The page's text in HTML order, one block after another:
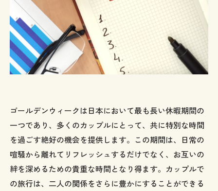
ゴールデンウィークは日本において最も長い休暇期間の
一つであり、多くのカップルにとって、共に特別な時間
を過ごす絶好の機会を提供します。この期間は、日常の
喧騒から離れてリフレッシュするだけでなく、お互いの
絆を深めるための貴重な時間となり得ます。カップルで
の旅行は、二人の関係をさらに豊かにすることができる